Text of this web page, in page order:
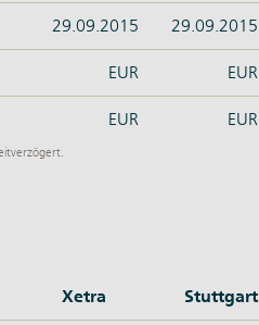
29.09.2015 29.09.2015
EUR EUR
EUR EUR
Xetra Stuttgart